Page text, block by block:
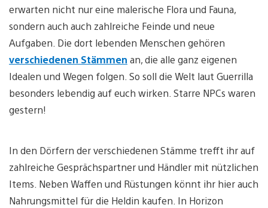
erwarten nicht nur eine malerische Flora und Fauna,
sondern auch auch zahlreiche Feinde und neue
Aufgaben. Die dort lebenden Menschen gehören
verschiedenen Stämmen an, die alle ganz eigenen
Idealen und Wegen folgen. So soll die Welt laut Guerrilla
besonders lebendig auf euch wirken. Starre NPCs waren
gestern!
In den Dörfern der verschiedenen Stämme trefft ihr auf
zahlreiche Gesprächspartner und Händler mit nützlichen
Items. Neben Waffen und Rüstungen könnt ihr hier auch
Nahrungsmittel für die Heldin kaufen. In Horizon